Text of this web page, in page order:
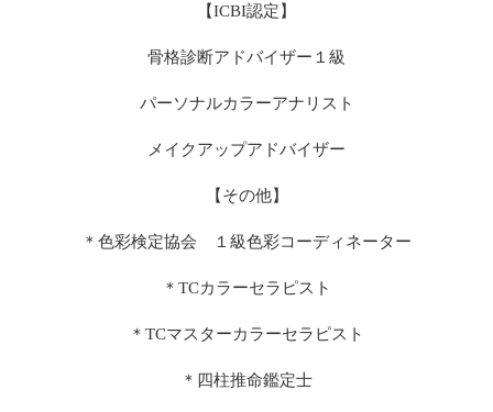
【ICBI認定】
骨格診断アドバイザー１級
パーソナルカラーアナリスト
メイクアップアドバイザー
【その他】
＊色彩検定協会 １級色彩コーディネーター
＊TCカラーセラピスト
＊TCマスターカラーセラピスト
＊四柱推命鑑定士